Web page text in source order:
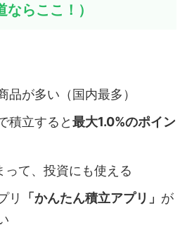
らここ！）
品が多い（国内最多）
積立すると最大1.0%のポイン
って、投資にも使える
リ
「かんたん積立アプリ」 が